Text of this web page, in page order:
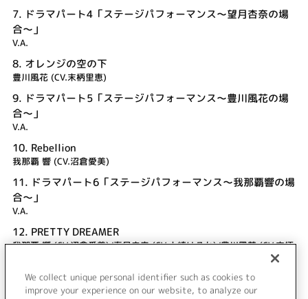
7. ドラマパート4「ステージパフォーマンス～望月杏奈の場
合～」
V.A.
8. オレンジの空の下
豊川風花 (CV.末柄里恵)
9. ドラマパート5「ステージパフォーマンス～豊川風花の場
合～」
V.A.
10. Rebellion
我那覇 響 (CV.沼倉愛美)
11. ドラマパート6「ステージパフォーマンス～我那覇響の場
合～」
V.A.
12. PRETTY DREAMER
我那覇 響 (CV.沼倉愛美)/春日未来 (CV.山崎はるか)/豊川風花 (CV.末柄
13.ボーナスドラマ「楽屋トーク」
V.A.
We collect unique personal identifier such as cookies to
improve your experience on our website, to analyze our